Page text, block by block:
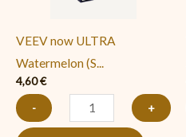
VEEV now ULTRA
Watermelon (S...
4,60€
-
+